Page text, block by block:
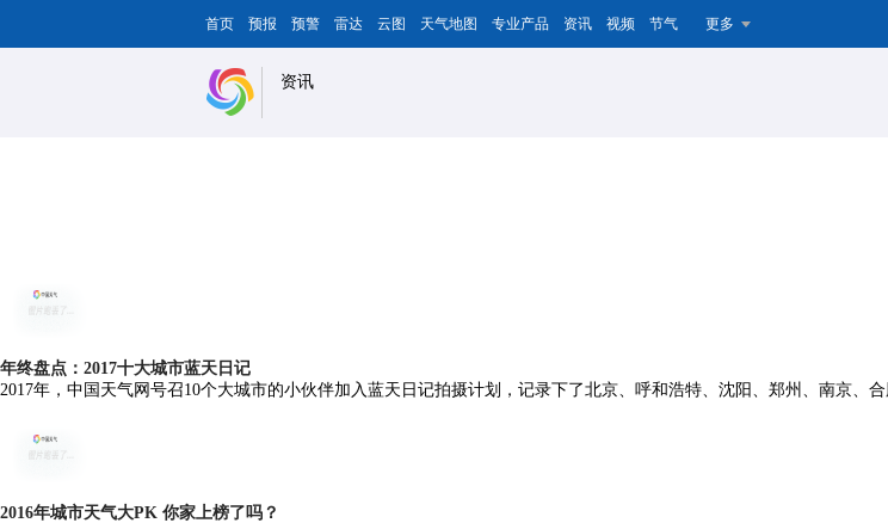
首页 预报 预警 雷达 云图 天气地图 专业产品 资讯 视频 节气 更多
资讯
年终盘点：2017十大城市蓝天日记
2017年，中国天气网号召10个大城市的小伙伴加入蓝天日记拍摄计划，记录下了北京、呼和浩特、沈阳、郑州、南京、
2016年城市天气大PK 你家上榜了吗？